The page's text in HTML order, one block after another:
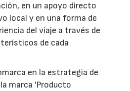
en un apoyo directo
local y en una forma de
del viaje a través de
de cada
en la estrategia de
marca 'Producto